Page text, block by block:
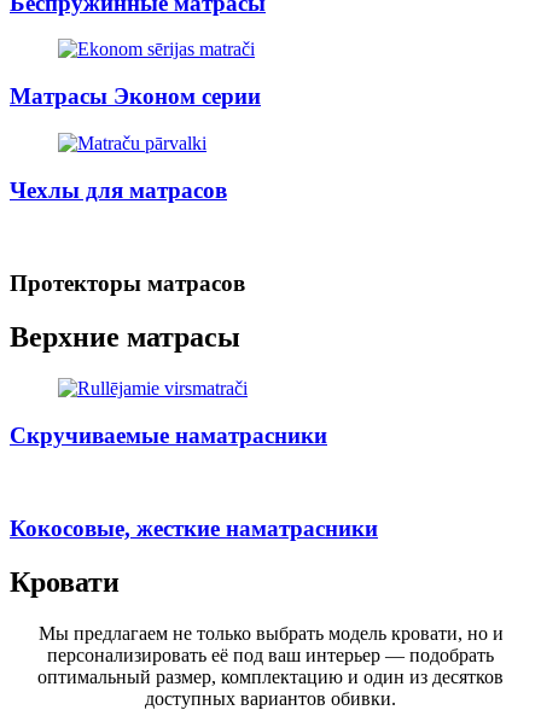
Матрасы Эконом серии
Чехлы для матрасов
Протекторы матрасов
Верхние матрасы
Скручиваемые наматрасники
Кокосовые, жесткие наматрасники
Кровати
Мы предлагаем не только выбрать модель кровати, но и
персонализировать её под ваш интерьер — подобрать
оптимальный размер, комплектацию и один из десятков
доступных вариантов обивки.